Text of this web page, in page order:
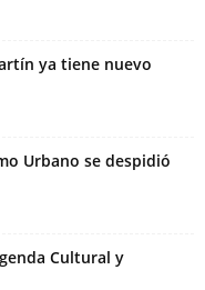
ya tiene nuevo
Urbano se despidió
Cultural y